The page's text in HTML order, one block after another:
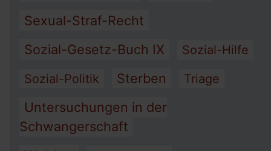
Sexual-Straf-Recht
Sozial-Gesetz-Buch IX
Sozial-Hilfe
Sozial-Politik
Sterben Triage
Untersuchungen in der
Schwangerschaft